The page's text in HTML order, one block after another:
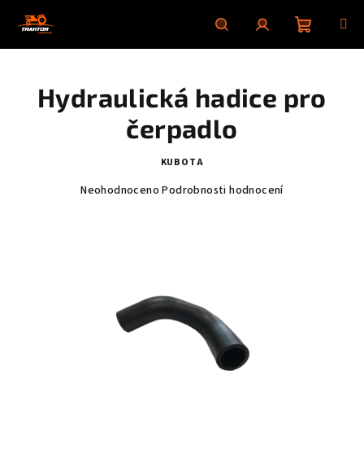
HledatPřihlášeníNákupní
košík
Hydraulická hadice pro
čerpadlo
KUBOTA
Průměrné
hvězdiček.
Neohodnoceno Podrobnosti hodnocení